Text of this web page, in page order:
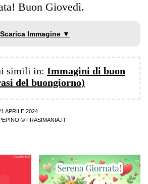
Buon Giovedì.
Scarica Immagine ▼
simili in: Immagini di buon
del buongiorno)
APRILE 2024
© FRASIMANIA.IT